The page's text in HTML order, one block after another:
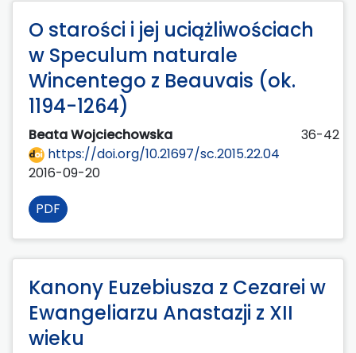
O starości i jej uciążliwościach
w Speculum naturale
Wincentego z Beauvais (ok.
1194-1264)
Beata Wojciechowska
36-42
https://doi.org/10.21697/sc.2015.22.04
2016-09-20
PDF
Kanony Euzebiusza z Cezarei w
Ewangeliarzu Anastazji z XII
wieku